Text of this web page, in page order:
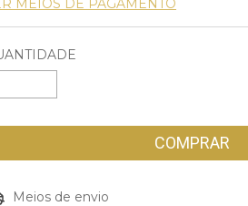
MEIOS DE PAGAMENTO
para o CEP:
Meios de envio